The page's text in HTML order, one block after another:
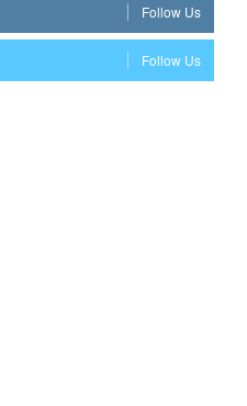
Follow Us
Follow Us